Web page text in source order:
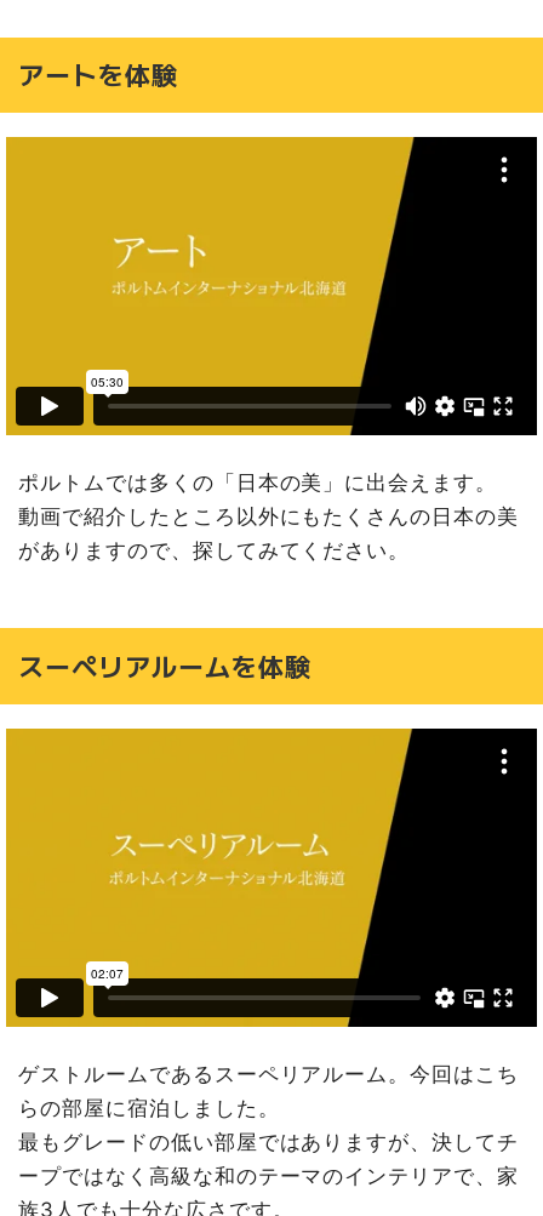
アートを体験
ポルトムでは多くの「日本の美」に出会えます。
動画で紹介したところ以外にもたくさんの日本の美
がありますので、探してみてください。
スーペリアルームを体験
ゲストルームであるスーペリアルーム。今回はこち
らの部屋に宿泊しました。
最もグレードの低い部屋ではありますが、決してチ
ープではなく高級な和のテーマのインテリアで、家
族3人でも十分な広さです。